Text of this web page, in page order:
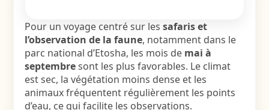
Pour un voyage centré sur les safaris et
l’observation de la faune, notamment dans le
parc national d’Etosha, les mois de mai à
septembresont les plus favorables. Le climat
est sec, la végétation moins dense et les
animaux fréquentent régulièrement les points
d’eau, ce qui facilite les observations.